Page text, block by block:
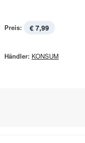
Preis: € 7,99
Händler: KONSUM